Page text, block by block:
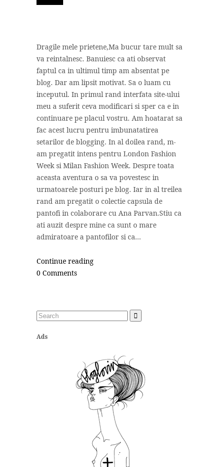
Dragile mele prietene,Ma bucur tare mult sa
va reintalnesc. Banuiesc ca ati observat
faptul ca in ultimul timp am absentat pe
blog. Dar am lipsit motivat. Sa o luam cu
inceputul. In primul rand interfata site-ului
meu a suferit ceva modificari si sper ca e in
continuare pe placul vostru. Am hoatarat sa
fac acest lucru pentru imbunatatirea
setarilor de blogging. In al doilea rand, m-
am pregatit intens pentru London Fashion
Week si Milan Fashion Week. Despre toata
aceasta aventura o sa va povestesc in
urmatoarele posturi pe blog. Iar in al treilea
rand am pregatit o colectie capsula de
pantofi in colaborare cu Ana Parvan.Stiu ca
ati auzit despre mine ca sunt o mare
admiratoare a pantofilor si ca...
Continue reading
0 Comments
Ads